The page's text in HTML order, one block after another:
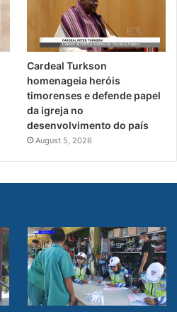
Cardeal Turkson
homenageia heróis
timorenses e defende papel
da igreja no
desenvolvimento do país
August 5, 2026